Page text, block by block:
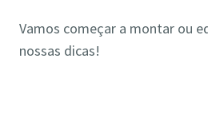
Vamos começar a montar ou
nossas dicas!